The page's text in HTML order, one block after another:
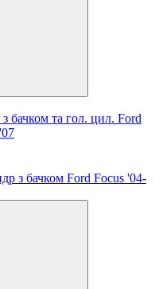
бачком та гол. цил. Ford